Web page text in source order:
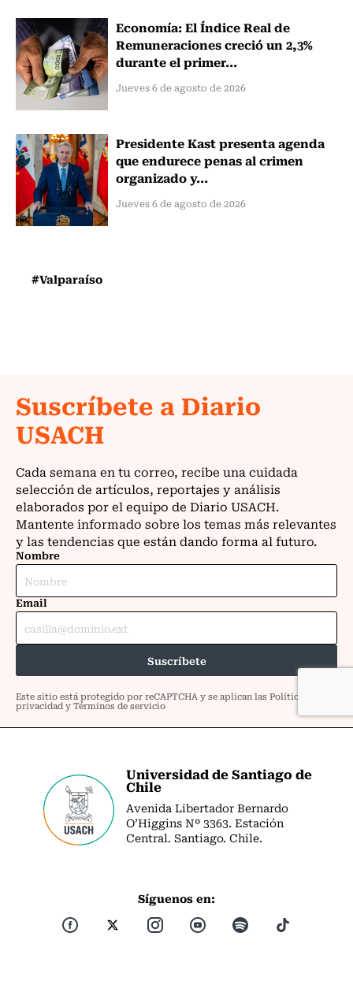
Economía: El Índice Real de
Remuneraciones creció un 2,3%
durante el primer...
Jueves 6 de agosto de 2026
Presidente Kast presenta agenda
que endurece penas al crimen
organizado y...
Jueves 6 de agosto de 2026
#Valparaíso
Universidad de Santiago de
Chile
Avenida Libertador Bernardo
O’Higgins Nº 3363. Estación
Central. Santiago. Chile.
Síguenos en: